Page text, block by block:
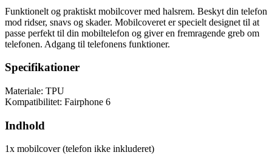
Funktionelt og praktiskt mobilcover med halsrem. Beskyt din telefon
mod ridser, snavs og skader. Mobilcoveret er specielt designet til at
passe perfekt til din mobiltelefon og giver en fremragende greb om
telefonen. Adgang til telefonens funktioner.
Specifikationer
Materiale: TPU
Kompatibilitet: Fairphone 6
Indhold
1x mobilcover (telefon ikke inkluderet)